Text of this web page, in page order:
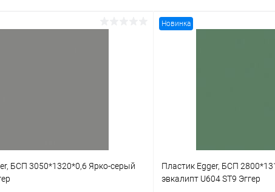
БСП 3050*1320*0,6 Ярко-серый
Новинка
Пластик Egger, БСП
эвкалипт U604 ST9 Эггер